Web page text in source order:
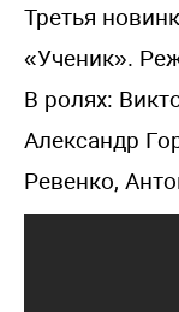
Третья
«Ученик».
В ролях:
Александр
Ревенко,